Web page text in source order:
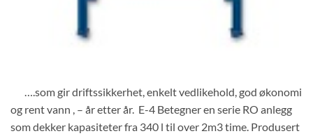
….som gir driftssikkerhet, enkelt vedlikehold, god økonomi
og rent vann , – år etter år. E-4 Betegner en serie RO anlegg
som dekker kapasiteter fra 340 l til over 2m3 time. Produsert